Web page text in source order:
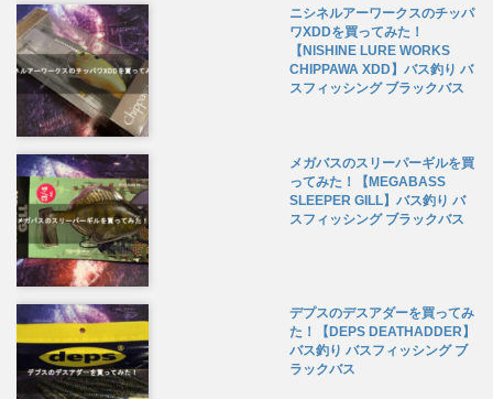
ニシネルアーワークスのチッパ
ワXDDを買ってみた！
【NISHINE LURE WORKS
CHIPPAWA XDD】バス釣り バ
スフィッシング ブラックバス
メガバスのスリーパーギルを買
ってみた！【MEGABASS
SLEEPER GILL】バス釣り バ
スフィッシング ブラックバス
デプスのデスアダーを買ってみ
た！【DEPS DEATHADDER】
バス釣り バスフィッシング ブ
ラックバス